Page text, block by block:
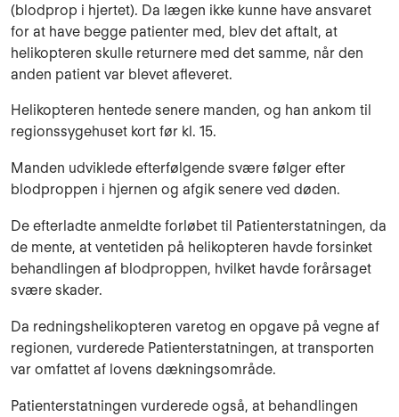
(blodprop i hjertet). Da lægen ikke kunne have ansvaret
for at have begge patienter med, blev det aftalt, at
helikopteren skulle returnere med det samme, når den
anden patient var blevet afleveret.
Helikopteren hentede senere manden, og han ankom til
regionssygehuset kort før kl. 15.
Manden udviklede efterfølgende svære følger efter
blodproppen i hjernen og afgik senere ved døden.
De efterladte anmeldte forløbet til Patienterstatningen, da
de mente, at ventetiden på helikopteren havde forsinket
behandlingen af blodproppen, hvilket havde forårsaget
svære skader.
Da redningshelikopteren varetog en opgave på vegne af
regionen, vurderede Patienterstatningen, at transporten
var omfattet af lovens dækningsområde.
Patienterstatningen vurderede også, at behandlingen